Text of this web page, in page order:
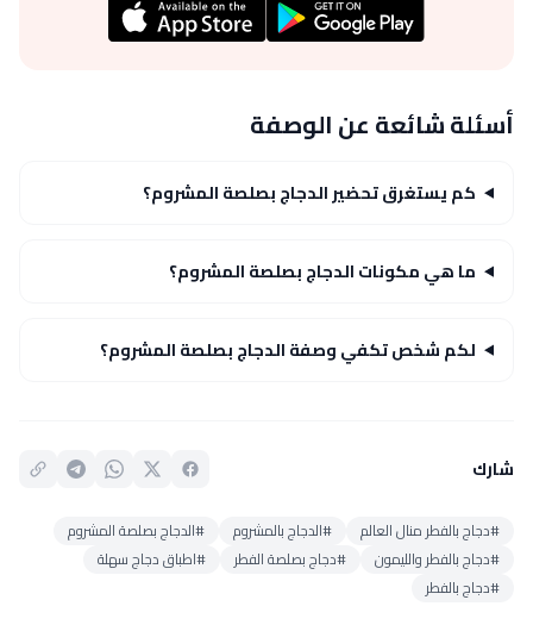
أسئلة شائعة عن الوصفة
كم يستغرق تحضير الدجاج بصلصة المشروم؟
ما هي مكونات الدجاج بصلصة المشروم؟
لكم شخص تكفي وصفة الدجاج بصلصة المشروم؟
شارك
#دجاج بالفطر منال العالم #الدجاج بالمشروم
#الدجاج بصلصة المشروم
#دجاج بالفطر والليمون
#دجاج بصلصة الفطر
#اطباق دجاج سهلة
#دجاج بالفطر